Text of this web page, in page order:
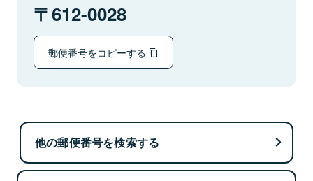
612-0028
郵便番号をコピーする
他の郵便番号を検索する